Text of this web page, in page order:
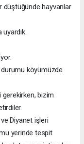
düştüğünde hayvanlar
köyümüzde
gerekirken, bizim
Diyanet işleri
yerinde tespit